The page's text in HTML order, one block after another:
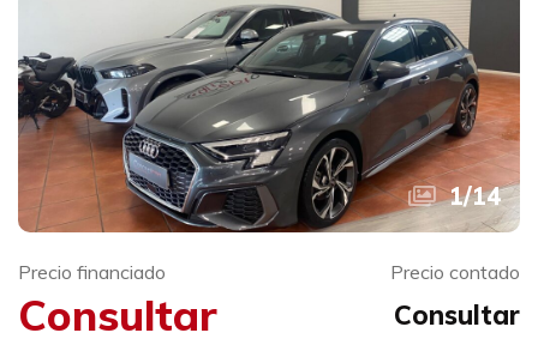
1/14
Precio financiado
Consultar
Precio contado
Consultar